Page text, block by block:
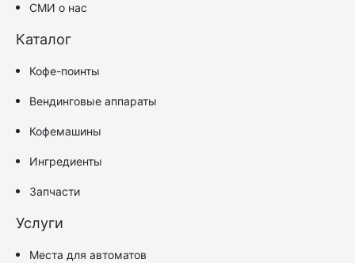
СМИ о нас
Каталог
Кофе-поинты
Вендинговые аппараты
Кофемашины
Ингредиенты
Запчасти
Услуги
Места для автоматов